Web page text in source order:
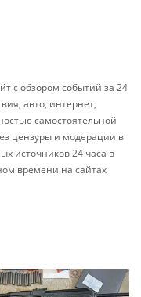
с обзором событий за 24
авто, интернет,
самостоятельной
цензуры и модерации в
источников 24 часа в
времени на сайтах